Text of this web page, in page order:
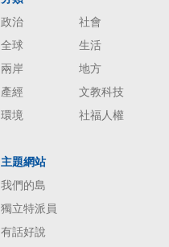
政治
社會
全球
生活
兩岸
地方
產經
文教科技
環境
社福人權
主題網站
我們的島
獨立特派員
有話好說